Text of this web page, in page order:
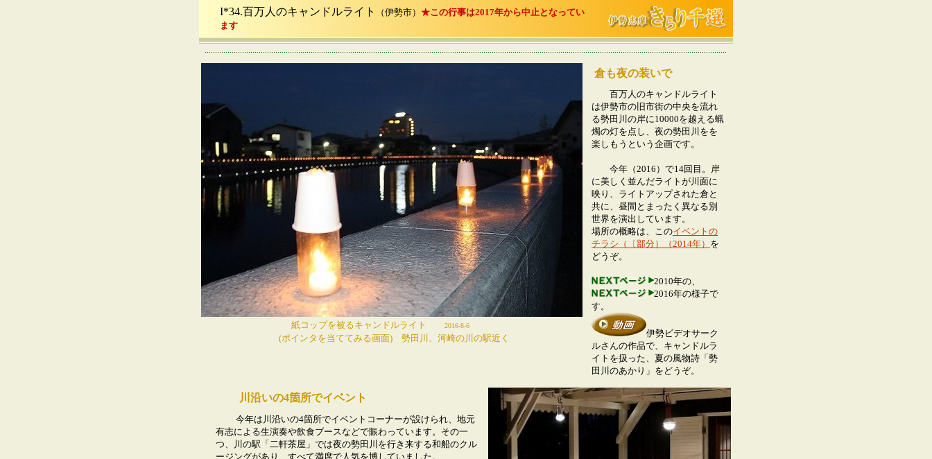
I*34.百万人のキャンドルライト （伊勢市） ★この行事は2017年から中止となってい
ます
紙コップを被るキャンドルライト 2016-8-6
(ポインタを当ててみる画面) 勢田川、河崎の川の駅近く
倉も夜の装いで
百万人のキャンドルライト
は伊勢市の旧市街の中央を流れ
る勢田川の岸に10000を越える蝋
燭の灯を点し、夜の勢田川をを
楽しもうという企画です。
今年（2016）で14回目。岸
に美しく並んだライトが川面に
映り、ライトアップされた倉と
共に、昼間とまったく異なる別
世界を演出しています。
場所の概略は、このイベントの
チラシ（〔部分）（2014年） を
どうぞ。
2010年の、
2016年の様子で
す。
伊勢ビデオサーク
ルさんの作品で、キャンドルラ
イトを扱った、夏の風物詩「勢
田川のあかり」をどうぞ。
川沿いの4箇所でイベント
今年は川沿いの4箇所でイベントコーナーが設けられ、地元
有志による生演奏や飲食ブースなどで賑わっています。その一
つ、川の駅「二軒茶屋」では夜の勢田川を行き来する和船のクル
ージングがあり、すべて満席で人気を博していました。